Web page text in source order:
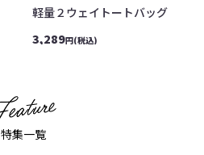
軽量２ウェイトートバッグ
3,289円(税込)
特集一覧